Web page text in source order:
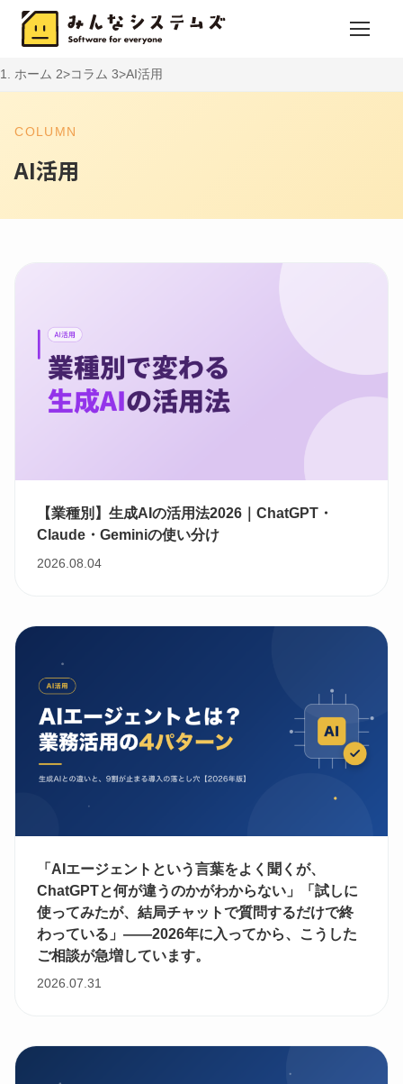
ホーム コラム AI活用
COLUMN
AI活用
【業種別】生成AIの活用法2026｜ChatGPT・
Claude・Geminiの使い分け
2026.08.04
「AIエージェントという言葉をよく聞くが、
ChatGPTと何が違うのかがわからない」「試しに
使ってみたが、結局チャットで質問するだけで終
わっている」——2026年に入ってから、こうした
ご相談が急増しています。
2026.07.31